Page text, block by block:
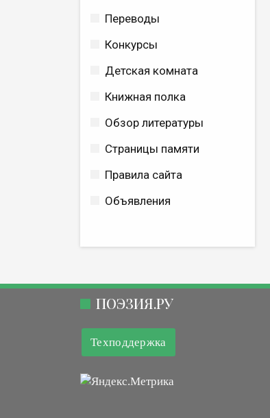
Переводы
Конкурсы
Детская комната
Книжная полка
Обзор литературы
Страницы памяти
Правила сайта
Объявления
ПОЭЗИЯ.РУ
Техподдержка